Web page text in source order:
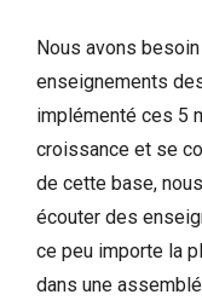
Nous avons
enseignements
implémenté ces 5
croissance et se
de cette base,
écouter des
ce peu importe la
dans une